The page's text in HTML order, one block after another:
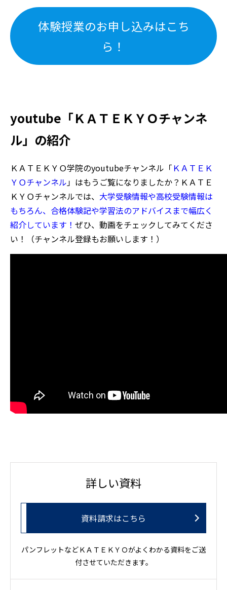
体験授業のお申し込みはこち
ら！
youtube「ＫＡＴＥＫＹＯチャンネ
ル」の紹介
ＫＡＴＥＫＹＯ学院のyoutubeチャンネル「ＫＡＴＥＫ
ＹＯチャンネル 」はもうご覧になりましたか？ＫＡＴＥ
ＫＹＯチャンネルでは、 大学受験情報や高校受験情報は
もちろん、合格体験記や学習法のアドバイスまで幅広く
紹介しています！ ぜひ、動画をチェックしてみてくださ
い！（チャンネル登録もお願いします！）
詳しい資料
資料請求はこちら
パンフレットなどＫＡＴＥＫＹＯがよくわかる資料をご送
付させていただきます。